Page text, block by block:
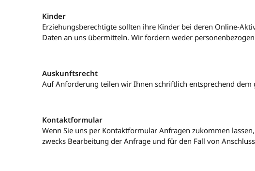
Kinder
Erziehungsberechtigte sollten ihre Kinder bei deren Online-
Daten an uns übermitteln. Wir fordern weder
Auskunftsrecht
Auf Anforderung teilen wir Ihnen schriftlich entsprechend dem
Kontaktformular
Wenn Sie uns per Kontaktformular Anfragen zukommen
zwecks Bearbeitung der Anfrage und für den Fall von